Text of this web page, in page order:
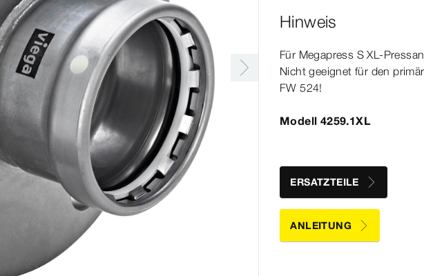
Hinweis
Für Megapress SXL-
Nicht geeignet für den
FW 524!
Modell 4259.1XL
ERSATZTEILE
ANLEITUNG